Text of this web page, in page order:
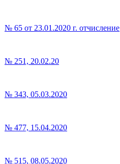
№ 65 от 23.01.2020 г. отчисление
№ 251, 20.02.20
№ 343, 05.03.2020
№ 477, 15.04.2020
№ 515, 08.05.2020